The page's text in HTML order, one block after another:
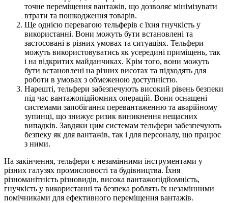
точне переміщення вантажів, що дозволяє мінімізувати
втрати та пошкодження товарів.
Ще однією перевагою тельферів є їхня гнучкість у
використанні. Вони можуть бути встановлені та
застосовані в різних умовах та ситуаціях. Тельфери
можуть використовуватись як усередині приміщень, так
і на відкритих майданчиках. Крім того, вони можуть
бути встановлені на різних висотах та підходять для
роботи в умовах з обмеженою доступністю.
Нарешті, тельфери забезпечують високий рівень безпеки
під час вантажопідйомних операцій. Вони оснащені
системами запобігання перевантаженню та аварійному
зупинці, що знижує ризик виникнення нещасних
випадків. Завдяки цим системам тельфери забезпечують
безпеку як для вантажів, так і для персоналу, що працює
з ними.
На закінчення, тельфери є незамінними інструментами у
різних галузях промисловості та будівництва. Їхня
різноманітність різновидів, висока вантажопідйомність,
гнучкість у використанні та безпека роблять їх незамінними
помічниками для ефективного переміщення вантажів.